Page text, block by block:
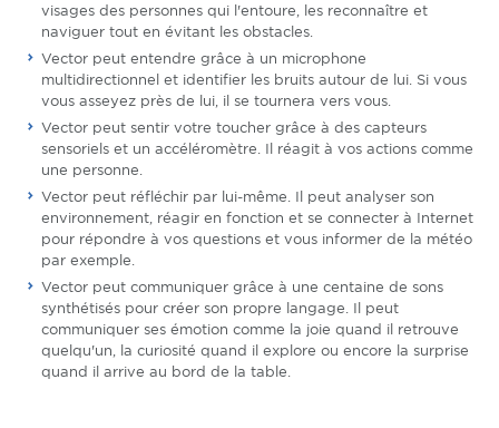
visages des personnes qui l'entoure, les reconnaître et
naviguer tout en évitant les obstacles.
Vector peut entendre grâce à un microphone
multidirectionnel et identifier les bruits autour de lui. Si vous
vous asseyez près de lui, il se tournera vers vous.
Vector peut sentir votre toucher grâce à des capteurs
sensoriels et un accéléromètre. Il réagit à vos actions comme
une personne.
Vector peut réfléchir par lui-même. Il peut analyser son
environnement, réagir en fonction et se connecter à Internet
pour répondre à vos questions et vous informer de la météo
par exemple.
Vector peut communiquer grâce à une centaine de sons
synthétisés pour créer son propre langage. Il peut
communiquer ses émotion comme la joie quand il retrouve
quelqu'un, la curiosité quand il explore ou encore la surprise
quand il arrive au bord de la table.